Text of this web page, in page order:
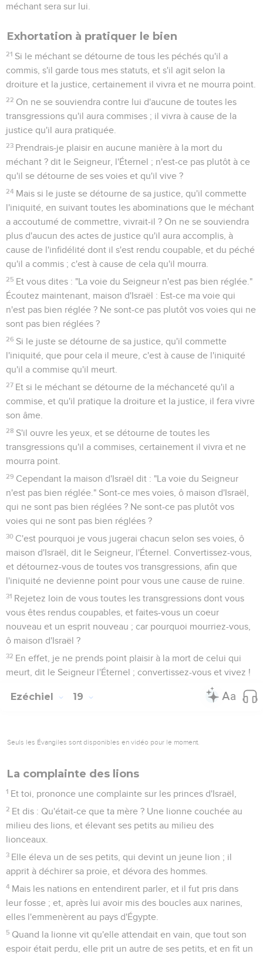
méchant sera sur lui.
Exhortation à pratiquer le bien
21 Si le méchant se détourne de tous les péchés qu'il a
commis, s'il garde tous mes statuts, et s'il agit selon la
droiture et la justice, certainement il vivra et ne mourra point.
22 On ne se souviendra contre lui d'aucune de toutes les
transgressions qu'il aura commises ; il vivra à cause de la
justice qu'il aura pratiquée.
23 Prendrais-je plaisir en aucune manière à la mort du
méchant ? dit le Seigneur, l'Éternel ; n'est-ce pas plutôt à ce
qu'il se détourne de ses voies et qu'il vive ?
24 Mais si le juste se détourne de sa justice, qu'il commette
l'iniquité, en suivant toutes les abominations que le méchant
a accoutumé de commettre, vivrait-il ? On ne se souviendra
plus d'aucun des actes de justice qu'il aura accomplis, à
cause de l'infidélité dont il s'est rendu coupable, et du péché
qu'il a commis ; c'est à cause de cela qu'il mourra.
25 Et vous dites : "La voie du Seigneur n'est pas bien réglée."
Écoutez maintenant, maison d'Israël : Est-ce ma voie qui
n'est pas bien réglée ? Ne sont-ce pas plutôt vos voies qui ne
sont pas bien réglées ?
26 Si le juste se détourne de sa justice, qu'il commette
l'iniquité, que pour cela il meure, c'est à cause de l'iniquité
qu'il a commise qu'il meurt.
27 Et si le méchant se détourne de la méchanceté qu'il a
commise, et qu'il pratique la droiture et la justice, il fera vivre
son âme.
28 S'il ouvre les yeux, et se détourne de toutes les
transgressions qu'il a commises, certainement il vivra et ne
mourra point.
29 Cependant la maison d'Israël dit : "La voie du Seigneur
n'est pas bien réglée." Sont-ce mes voies, ô maison d'Israël,
qui ne sont pas bien réglées ? Ne sont-ce pas plutôt vos
voies qui ne sont pas bien réglées ?
30 C'est pourquoi je vous jugerai chacun selon ses voies, ô
maison d'Israël, dit le Seigneur, l'Éternel. Convertissez-vous,
et détournez-vous de toutes vos transgressions, afin que
l'iniquité ne devienne point pour vous une cause de ruine.
31 Rejetez loin de vous toutes les transgressions dont vous
vous êtes rendus coupables, et faites-vous un coeur
nouveau et un esprit nouveau ; car pourquoi mourriez-vous,
ô maison d'Israël ?
32 En effet, je ne prends point plaisir à la mort de celui qui
meurt, dit le Seigneur l'Éternel ; convertissez-vous et vivez !
Ezéchiel 19
Seuls les Évangiles sont disponibles en vidéo pour le moment.
La complainte des lions
1 Et toi, prononce une complainte sur les princes d'Israël,
2 Et dis : Qu'était-ce que ta mère ? Une lionne couchée au
milieu des lions, et élevant ses petits au milieu des
lionceaux.
3 Elle éleva un de ses petits, qui devint un jeune lion ; il
apprit à déchirer sa proie, et dévora des hommes.
4 Mais les nations en entendirent parler, et il fut pris dans
leur fosse ; et, après lui avoir mis des boucles aux narines,
elles l'emmenèrent au pays d'Égypte.
5 Quand la lionne vit qu'elle attendait en vain, que tout son
espoir était perdu, elle prit un autre de ses petits, et en fit un